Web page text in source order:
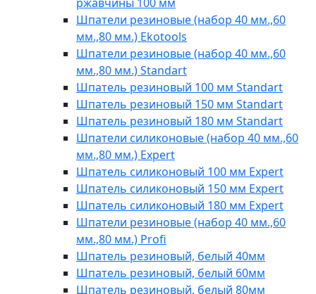
Шпатели резиновые (набор 40 мм.,60
мм.,80 мм.) Ekotools
Шпатели резиновые (набор 40 мм.,60
мм.,80 мм.) Standart
Шпатель резиновый 100 мм Standart
Шпатель резиновый 150 мм Standart
Шпатель резиновый 180 мм Standart
Шпатели силиконовые (набор 40 мм.,60
мм.,80 мм.) Expert
Шпатель силиконовый 100 мм Expert
Шпатель силиконовый 150 мм Expert
Шпатель силиконовый 180 мм Expert
Шпатели резиновые (набор 40 мм.,60
мм.,80 мм.) Profi
Шпатель резиновый, белый 40мм
Шпатель резиновый, белый 60мм
Шпатель резиновый, белый 80мм